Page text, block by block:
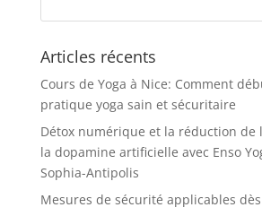
Articles récents
Cours de Yoga à Nice: Comment
pratique yoga sain et sécuritaire
Détox numérique et la réduction de
la dopamine artificielle avec Enso
Sophia-Antipolis
Mesures de sécurité applicables